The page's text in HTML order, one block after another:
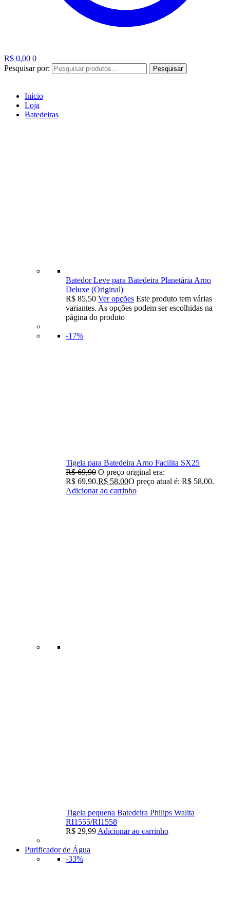
R$ 0,00 0
Pesquisar por:
Pesquisar
Início
Loja
Batedeiras
Batedor Leve para Batedeira Planetária Arno
Deluxe (Original)
R$ 85,50 Ver opções Este produto tem várias
variantes. As opções podem ser escolhidas na
página do produto
-17%
Tigela para Batedeira Arno Facilita SX25
R$69,90 O preço original era:
R$ 69,90.R$ 58,00O preço atual é: R$ 58,00.
Adicionar ao carrinho
Tigela pequena Batedeira Philips Walita
RI1555/RI1558
R$ 29,99 Adicionar ao carrinho
Purificador de Água
-33%